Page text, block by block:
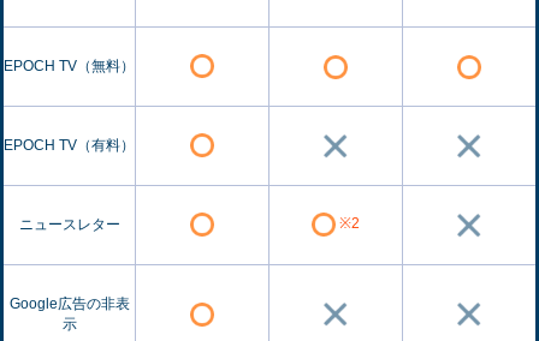
EPOCH TV（無料）
EPOCH TV（有料）
ニュースレター ※2
Google広告の非表
示